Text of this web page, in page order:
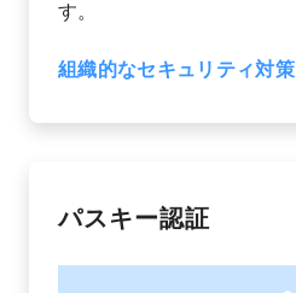
す。
組織的なセキュリティ対策
パスキー認証